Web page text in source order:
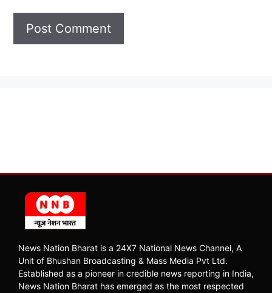
News Nation Bharat is a 24X7 National News Channel, A
Unit of Bhushan Broadcasting & Mass Media Pvt Ltd.
Established as a pioneer in credible news reporting in India,
News Nation Bharat has emerged as the most respected